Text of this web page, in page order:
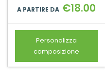
A PARTIRE DA €18.00
Personalizza
composizione